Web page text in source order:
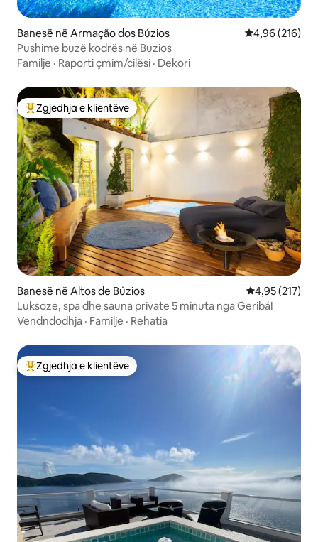
Banesë në Armação dos Búzios Vlerësimi
4,96 (216)
Pushime buzë kodrës në Buzios
Familje · Raporti çmim/cilësi · Dekori
Më të mirat e zgjedhjeve të klientëve
Zgjedhja e klientëve
Banesë në Altos de Búzios Vlerësimi
4,95 (217)
Luksoze, spa dhe sauna private 5 minuta nga Geribá!
Vendndodhja · Familje · Rehatia
Më të mirat e zgjedhjeve të klientëve
Zgjedhja e klientëve